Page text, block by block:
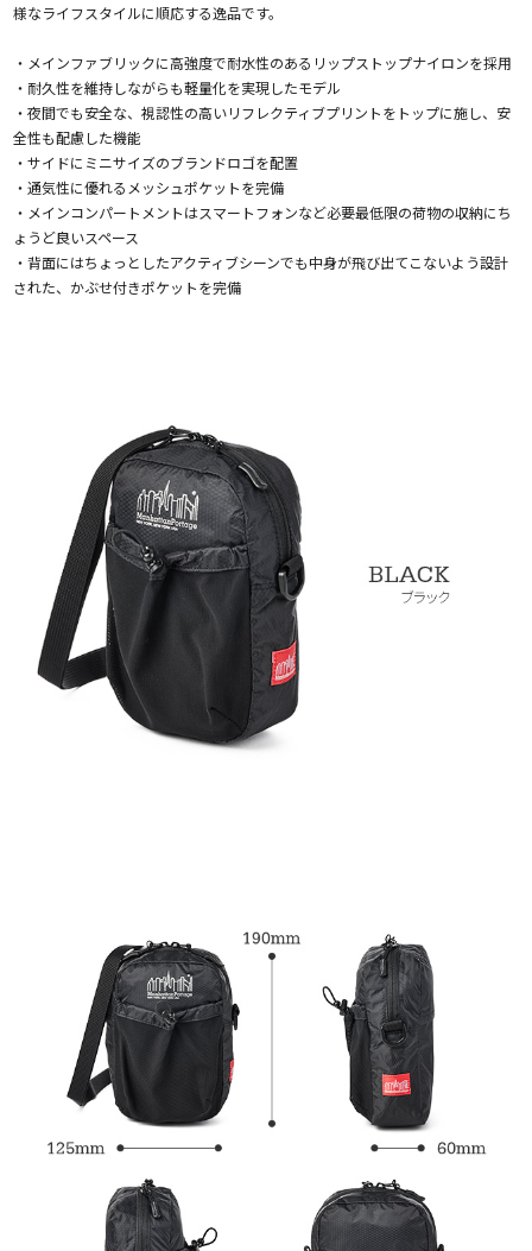
様なライフスタイルに順応する逸品です。
・メインファブリックに高強度で耐水性のあるリップストップナイロンを採用
・耐久性を維持しながらも軽量化を実現したモデル
・夜間でも安全な、視認性の高いリフレクティブプリントをトップに施し、安
全性も配慮した機能
・サイドにミニサイズのブランドロゴを配置
・通気性に優れるメッシュポケットを完備
・メインコンパートメントはスマートフォンなど必要最低限の荷物の収納にち
ょうど良いスペース
・背面にはちょっとしたアクティブシーンでも中身が飛び出てこないよう設計
された、かぶせ付きポケットを完備